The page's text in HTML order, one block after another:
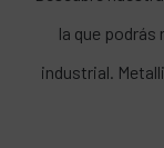
la que podrás
industrial.